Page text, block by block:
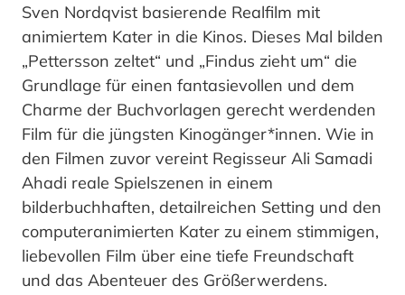
Sven Nordqvist basierende Realfilm mit
animiertem Kater in die Kinos. Dieses Mal bilden
„Pettersson zeltet“ und „Findus zieht um“ die
Grundlage für einen fantasievollen und dem
Charme der Buchvorlagen gerecht werdenden
Film für die jüngsten Kinogänger*innen. Wie in
den Filmen zuvor vereint Regisseur Ali Samadi
Ahadi reale Spielszenen in einem
bilderbuchhaften, detailreichen Setting und den
computeranimierten Kater zu einem stimmigen,
liebevollen Film über eine tiefe Freundschaft
und das Abenteuer des Größerwerdens.